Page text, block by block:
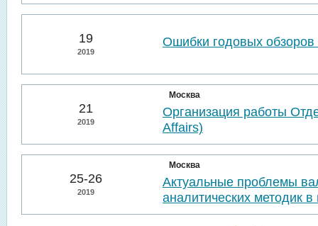
19
2019
Ошибки годовых обзоров
21
2019
Москва
Организация работы
Affairs)
25-26
2019
Москва
Актуальные проблемы
аналитических методик в